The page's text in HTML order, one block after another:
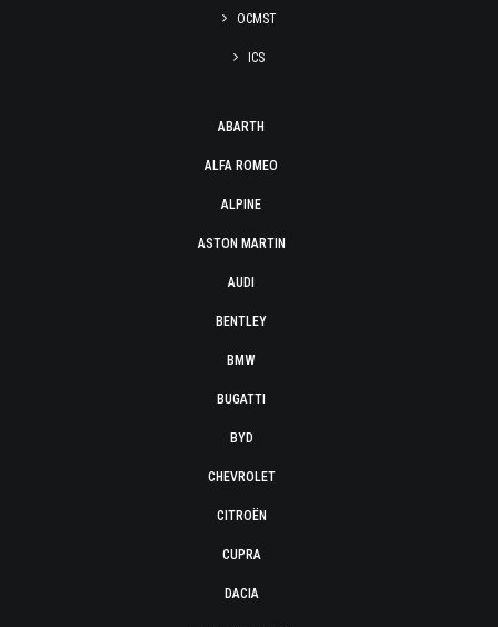
OCMST
ICS
ABARTH
ALFA ROMEO
ALPINE
ASTON MARTIN
AUDI
BENTLEY
BMW
BUGATTI
BYD
CHEVROLET
CITROËN
CUPRA
DACIA